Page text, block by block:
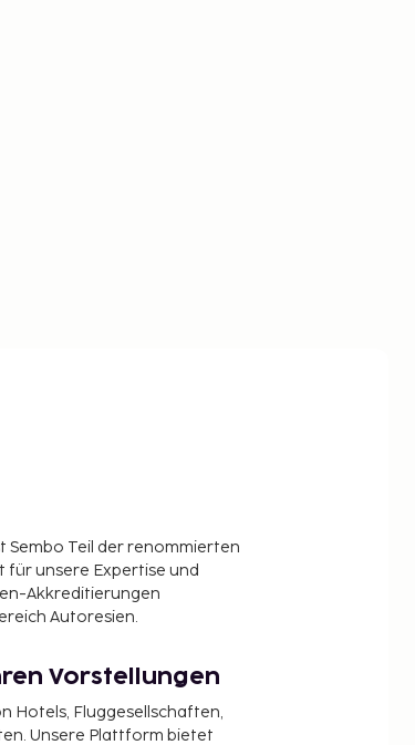
Sembo Teil der renommierten
für unsere Expertise und
Akkreditierungen
Autoresien.
Vorstellungen
Hotels, Fluggesellschaften,
Unsere Plattform bietet